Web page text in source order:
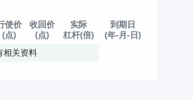
使价
(点)
收回价
(点)
实际
杠杆(倍)
到期日
(年-月-日)
相关资料